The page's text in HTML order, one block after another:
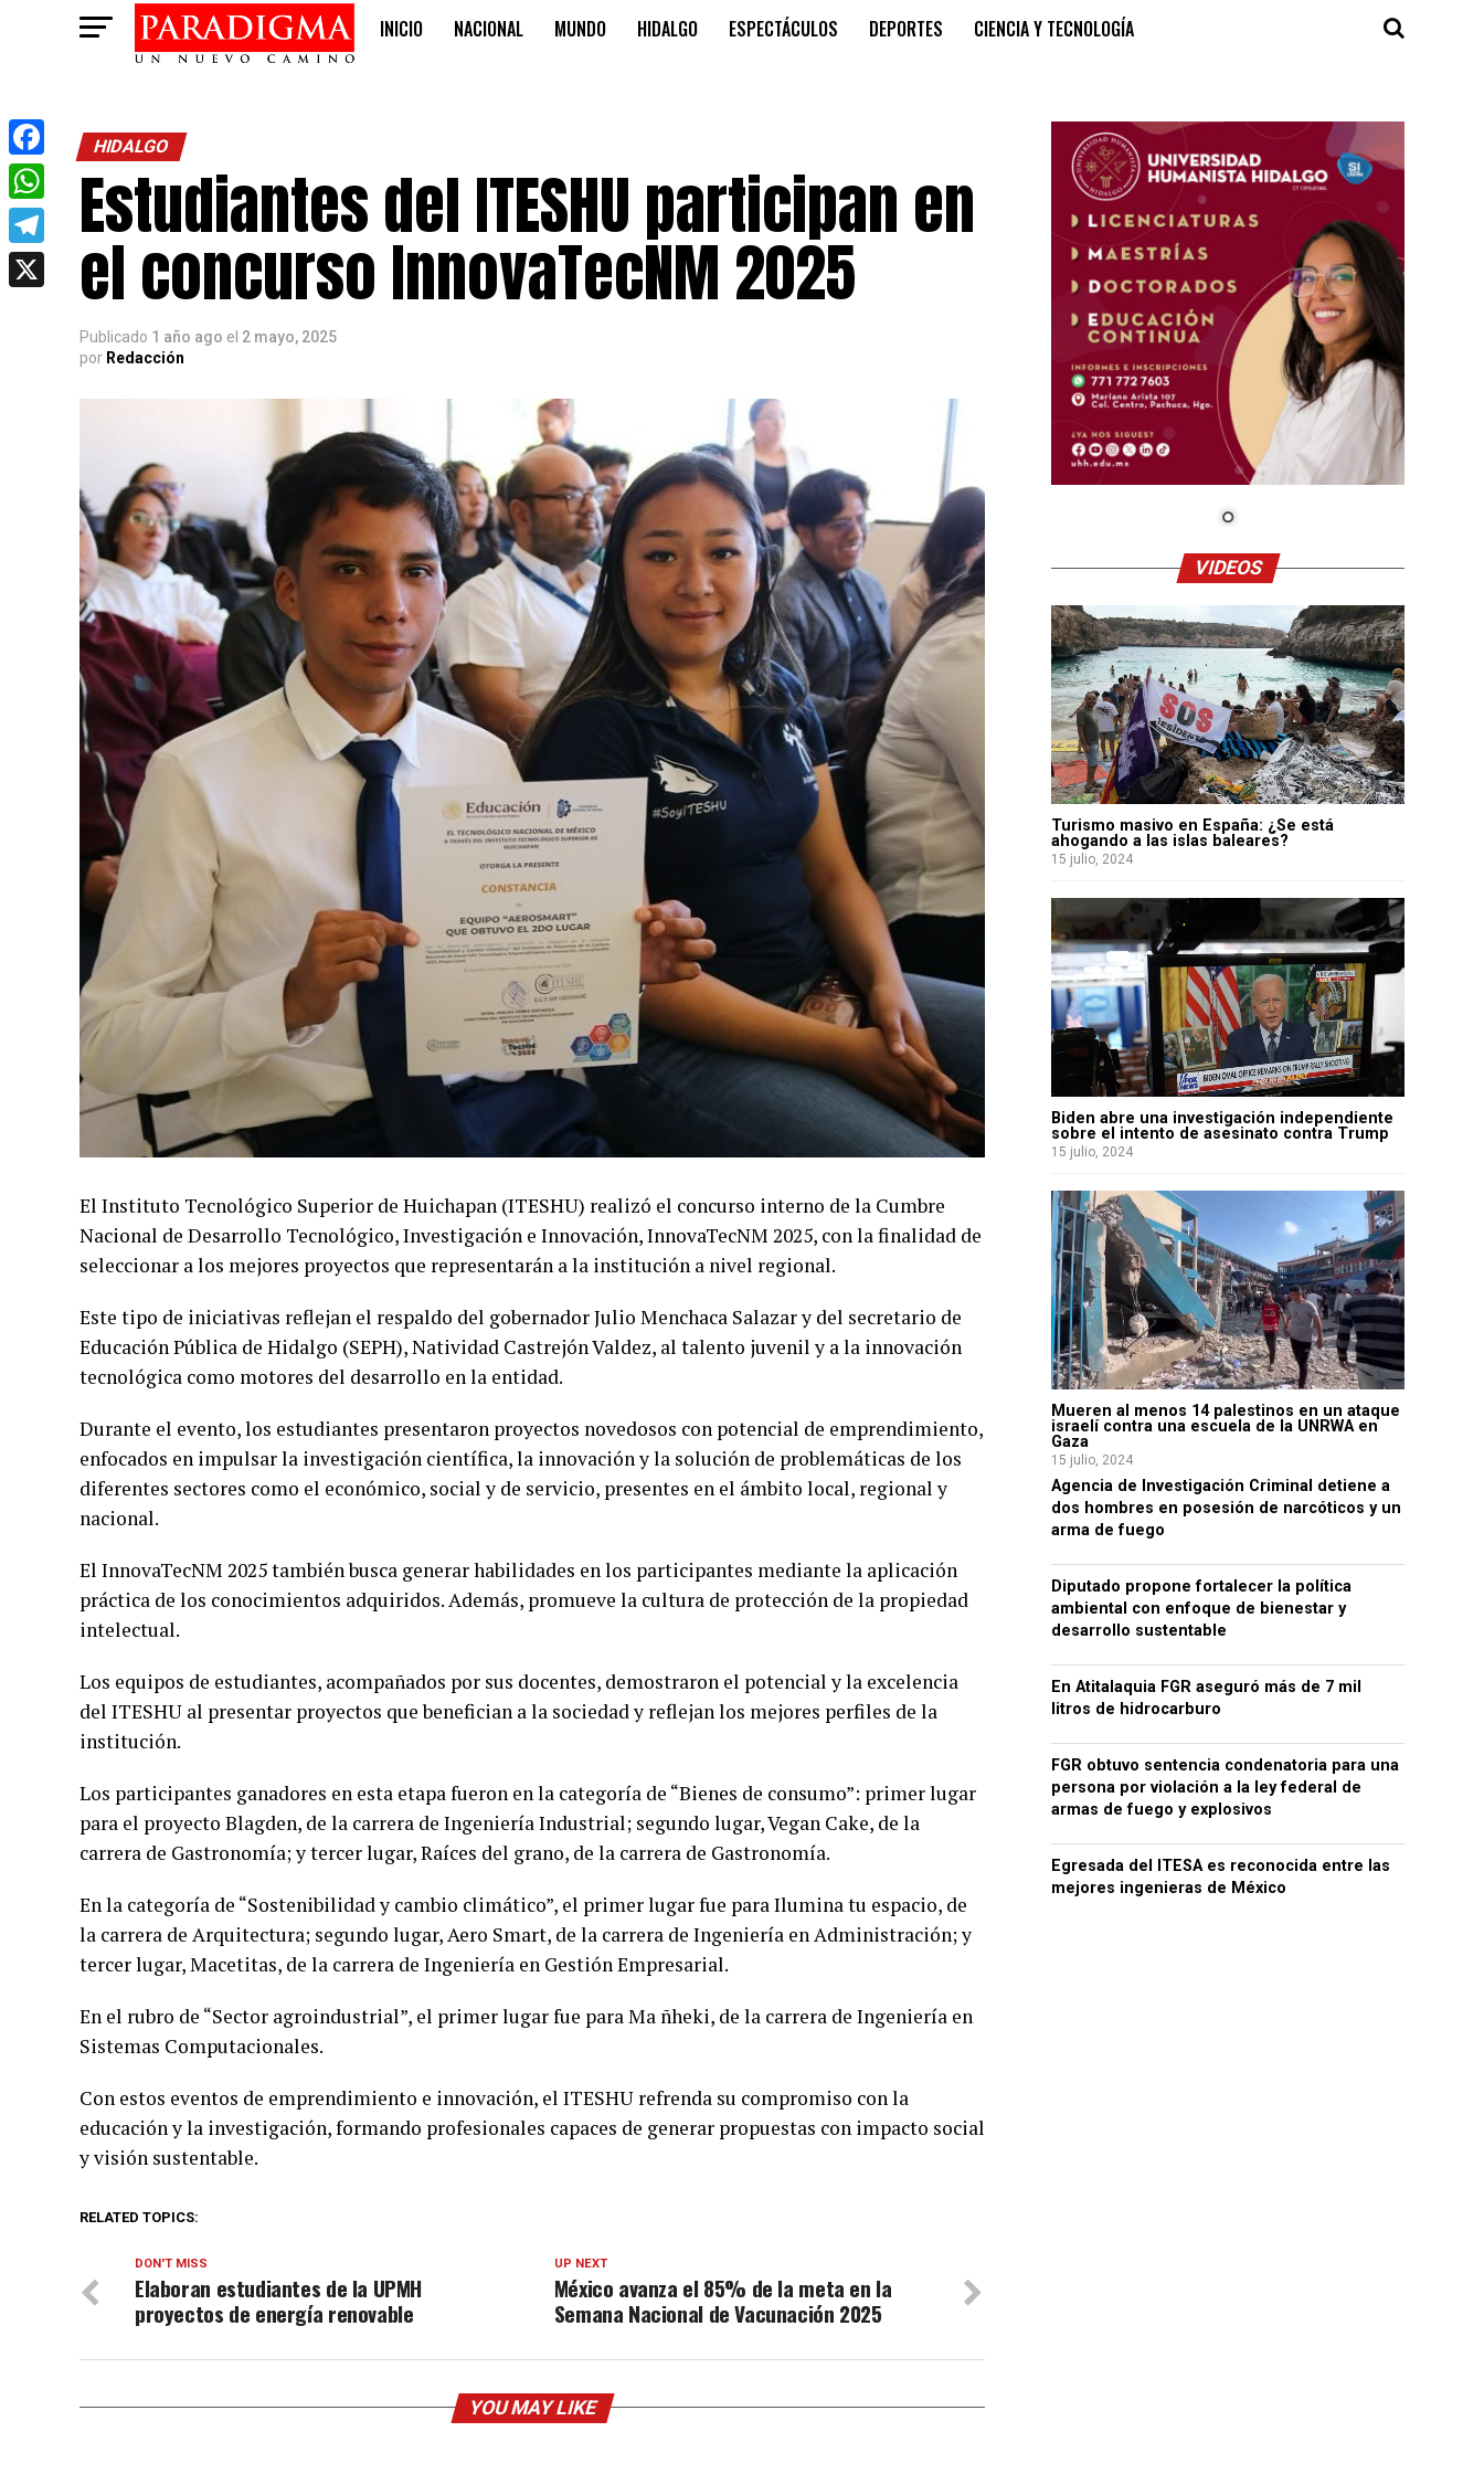
INICIO NACIONAL MUNDO HIDALGO ESPECTÁCULOS DEPORTES CIENCIA Y TECNOLOGÍA
HIDALGO
Estudiantes del ITESHU participan en
el concurso InnovaTecNM 2025
Publicado 1 año ago el 2 mayo, 2025
por Redacción
El Instituto Tecnológico Superior de Huichapan (ITESHU) realizó el concurso interno de la Cumbre
Nacional de Desarrollo Tecnológico, Investigación e Innovación, InnovaTecNM 2025, con la finalidad de
seleccionar a los mejores proyectos que representarán a la institución a nivel regional.
Este tipo de iniciativas reflejan el respaldo del gobernador Julio Menchaca Salazar y del secretario de
Educación Pública de Hidalgo (SEPH), Natividad Castrejón Valdez, al talento juvenil y a la innovación
tecnológica como motores del desarrollo en la entidad.
Durante el evento, los estudiantes presentaron proyectos novedosos con potencial de emprendimiento,
enfocados en impulsar la investigación científica, la innovación y la solución de problemáticas de los
diferentes sectores como el económico, social y de servicio, presentes en el ámbito local, regional y
nacional.
El InnovaTecNM 2025 también busca generar habilidades en los participantes mediante la aplicación
práctica de los conocimientos adquiridos. Además, promueve la cultura de protección de la propiedad
intelectual.
Los equipos de estudiantes, acompañados por sus docentes, demostraron el potencial y la excelencia
del ITESHU al presentar proyectos que benefician a la sociedad y reflejan los mejores perfiles de la
institución.
Los participantes ganadores en esta etapa fueron en la categoría de “Bienes de consumo”: primer lugar
para el proyecto Blagden, de la carrera de Ingeniería Industrial; segundo lugar, Vegan Cake, de la
carrera de Gastronomía; y tercer lugar, Raíces del grano, de la carrera de Gastronomía.
En la categoría de “Sostenibilidad y cambio climático”, el primer lugar fue para Ilumina tu espacio, de
la carrera de Arquitectura; segundo lugar, Aero Smart, de la carrera de Ingeniería en Administración; y
tercer lugar, Macetitas, de la carrera de Ingeniería en Gestión Empresarial.
En el rubro de “Sector agroindustrial”, el primer lugar fue para Ma ñheki, de la carrera de Ingeniería en
Sistemas Computacionales.
Con estos eventos de emprendimiento e innovación, el ITESHU refrenda su compromiso con la
educación y la investigación, formando profesionales capaces de generar propuestas con impacto social
y visión sustentable.
RELATED TOPICS:
UP NEXT
México avanza el 85% de la meta en la
Semana Nacional de Vacunación 2025
DON'T MISS
Elaboran estudiantes de la UPMH
proyectos de energía renovable
YOU MAY LIKE
VIDEOS
Turismo masivo en España: ¿Se está
ahogando a las islas baleares?
15 julio, 2024
Biden abre una investigación independiente
sobre el intento de asesinato contra Trump
15 julio, 2024
Mueren al menos 14 palestinos en un ataque
israelí contra una escuela de la UNRWA en
Gaza
15 julio, 2024
Agencia de Investigación Criminal detiene a
dos hombres en posesión de narcóticos y un
arma de fuego
Diputado propone fortalecer la política
ambiental con enfoque de bienestar y
desarrollo sustentable
En Atitalaquia FGR aseguró más de 7 mil
litros de hidrocarburo
FGR obtuvo sentencia condenatoria para una
persona por violación a la ley federal de
armas de fuego y explosivos
Egresada del ITESA es reconocida entre las
mejores ingenieras de México
Facebook
WhatsApp
Telegram